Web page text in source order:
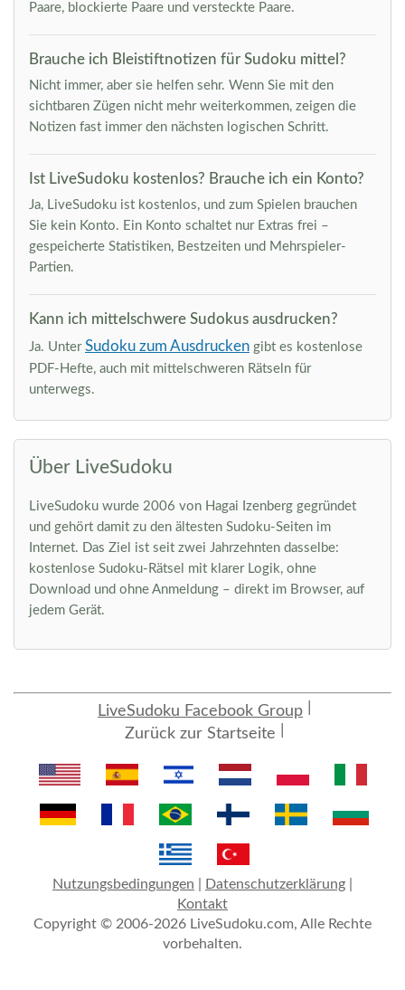
Paare, blockierte Paare und versteckte Paare.
Brauche ich Bleistiftnotizen für Sudoku mittel?
Nicht immer, aber sie helfen sehr. Wenn Sie mit den
sichtbaren Zügen nicht mehr weiterkommen, zeigen die
Notizen fast immer den nächsten logischen Schritt.
Ist LiveSudoku kostenlos? Brauche ich ein Konto?
Ja, LiveSudoku ist kostenlos, und zum Spielen brauchen
Sie kein Konto. Ein Konto schaltet nur Extras frei –
gespeicherte Statistiken, Bestzeiten und Mehrspieler-
Partien.
Kann ich mittelschwere Sudokus ausdrucken?
Ja. Unter Sudoku zum Ausdrucken gibt es kostenlose
PDF-Hefte, auch mit mittelschweren Rätseln für
unterwegs.
Über LiveSudoku
LiveSudoku wurde 2006 von Hagai Izenberg gegründet
und gehört damit zu den ältesten Sudoku-Seiten im
Internet. Das Ziel ist seit zwei Jahrzehnten dasselbe:
kostenlose Sudoku-Rätsel mit klarer Logik, ohne
Download und ohne Anmeldung – direkt im Browser, auf
jedem Gerät.
LiveSudoku Facebook Group
Zurück zur Startseite
Nutzungsbedingungen Datenschutzerklärung
Kontakt
Copyright © 2006-2026 LiveSudoku.com, Alle Rechte
vorbehalten.